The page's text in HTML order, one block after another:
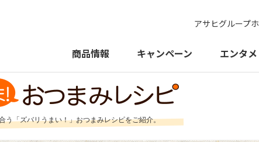
アサヒグループ
商品情報 キャンペーン エンタ
う「ズバリうまい！」おつまみレシピをご紹介。